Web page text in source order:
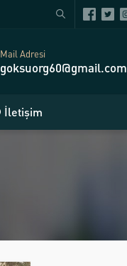
Mail Adresi
goksuorg60@gmail.com
İletişim